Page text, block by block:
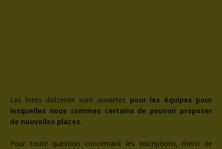
Les listes d’attente sont ouvertes pour les équipes pour
lesquelles nous sommes certains de pouvoir proposer
de nouvelles places.
Pour toute question concernant les inscriptions, merci de